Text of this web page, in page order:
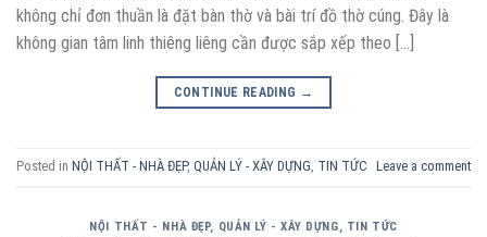
không chỉ đơn thuần là đặt bàn thờ và bài trí đồ thờ cúng. Đây là
không gian tâm linh thiêng liêng cần được sắp xếp theo […]
CONTINUE READING →
Posted in NỘI THẤT - NHÀ ĐẸP, QUẢN LÝ - XÂY DỰNG, TIN TỨC Leave a comment
NỘI THẤT - NHÀ ĐẸP, QUẢN LÝ - XÂY DỰNG, TIN TỨC